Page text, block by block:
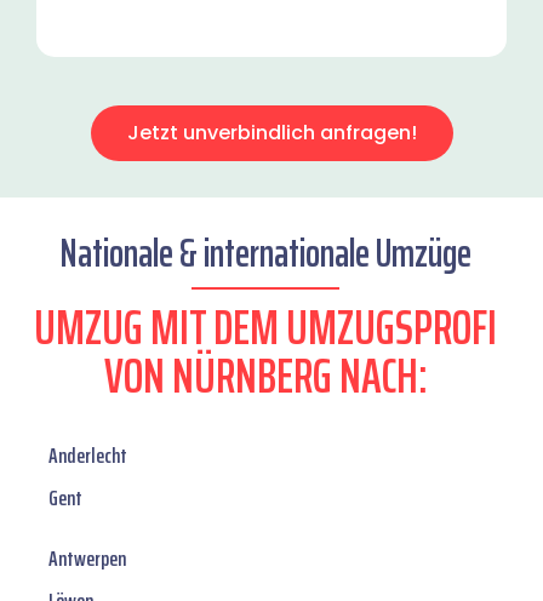
Jetzt unverbindlich anfragen!
Nationale & internationale Umzüge
UMZUG MIT DEM UMZUGSPROFI
VON NÜRNBERG NACH:
Anderlecht
Gent
Antwerpen